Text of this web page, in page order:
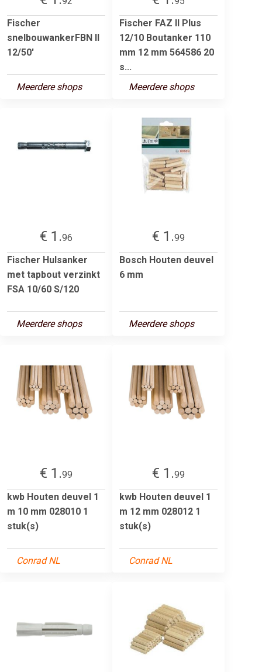
Fischer
snelbouwankerFBN II
12/50'
Meerdere shops
Fischer FAZ II Plus
12/10 Boutanker 110
mm 12 mm 564586 20
s...
Meerdere shops
€ 1.96
Fischer Hulsanker
met tapbout verzinkt
FSA 10/60 S/120
Meerdere shops
€ 1.99
Bosch Houten deuvel
6 mm
Meerdere shops
€ 1.99
kwb Houten deuvel 1
m 10 mm 028010 1
stuk(s)
Conrad NL
€ 1.99
kwb Houten deuvel 1
m 12 mm 028012 1
stuk(s)
Conrad NL